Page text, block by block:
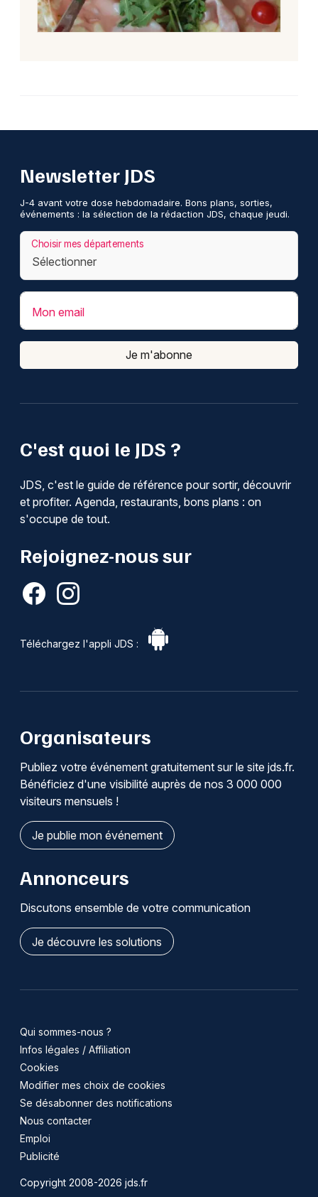
C'est quoi le JDS ?
JDS, c'est le guide de référence pour sortir, découvrir
et profiter. Agenda, restaurants, bons plans : on
s'occupe de tout.
Rejoignez-nous sur
Téléchargez l'appli JDS :
Newsletter JDS
J-4 avant votre dose hebdomadaire. Bons plans, sorties,
événements : la sélection de la rédaction JDS, chaque jeudi.
Choisir mes départements
Mon email
Je m'abonne
Organisateurs
Publiez votre événement gratuitement sur le site jds.fr.
Bénéficiez d'une visibilité auprès de nos 3 000 000
visiteurs mensuels !
Je publie mon événement
Annonceurs
Discutons ensemble de votre communication
Je découvre les solutions
Qui sommes-nous ?
Infos légales / Affiliation
Cookies
Modifier mes choix de cookies
Se désabonner des notifications
Nous contacter
Emploi
Publicité
Copyright 2008-2026 jds.fr